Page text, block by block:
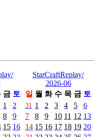
금 토
1
2
8
9
15 16
StarCraftReplay/
2026-06
일 월 화 수 목 금 토
31 1 2 3 4 5
6
7
8 9 10 11 12 13
14 15 16 17 18 19 20